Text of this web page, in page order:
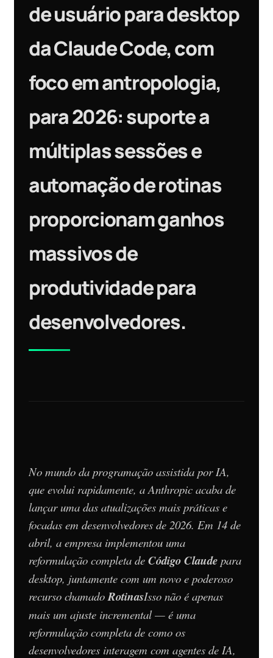
de usuário para desktop
da Claude Code, com
foco em antropologia,
para 2026: suporte a
múltiplas sessões e
automação de rotinas
proporcionam ganhos
massivos de
produtividade para
desenvolvedores.
No mundo da programação assistida por IA,
que evolui rapidamente, a Anthropic acaba de
lançar uma das atualizações mais práticas e
focadas em desenvolvedores de 2026. Em 14 de
abril, a empresa implementou uma
reformulação completa de Código Claudepara
desktop, juntamente com um novo e poderoso
recurso chamadoRotinasIsso não é apenas
mais um ajuste incremental — é uma
reformulação completa de como os
desenvolvedores interagem com agentes de IA,